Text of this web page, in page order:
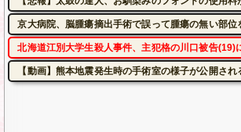
京大病院、脳腫瘍摘出手術で誤って腫瘍の無い部
北海道江別大学生殺人事件、主犯格の川口被告(19)
【動画】熊本地震発生時の手術室の様子が公開され